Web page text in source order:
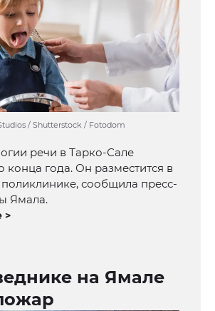
/ Shutterstock / Fotodom
речи в Тарко-Сале
конца года. Он разместится в
сообщила пресс-
Ямала.
>
на Ямале